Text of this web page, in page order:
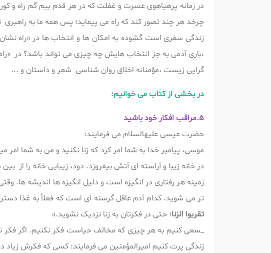
در زمانه پرهیاهوی عسرت و غفلت که در هر قدم بیم گم راه و
چرخد هر چند تصور کند که راه می پیماید؛ پس همه ما به راهبری
زندگی سفری است گشوده به امکان ها و انتخاب ها در «راه
،باری آدمی به جز انتخاب هایش چه چیزی می تواند باشد؟ در
گرایی زیست ،مؤمنانه اخلاق روان شناسی شعر و داستان و ...
در بخشی از کتاب می خوانیم:
5.مراقب افکار خود باشید
حضرت عیسی علیهالسلام می فرمایند:
موسی، پیامبر خدا به شما امر کرد که زنا نکنید و من به شما
در خانه زیبا و آراسته ای آتش بیفروزد. دود، زیبایی خانه را از
زمینه هر رفتاری در انگیزه است و دلیل انگیزه ها اندیشه ها.
تر می شوید. کدام آدم عاقل گرسنه ای است که فعلاً به غذا
تقربوا الزنا؛ حتی در فکرتان به زنا نزدیک نشوید.»
_سعی کنیم به هر چیزی که مخالف حیاست فکر نکنیم. اگر فکر
زندگی پرت کنیم امیرالمؤمنین می فرمایند: کسی که فکرش زیاد